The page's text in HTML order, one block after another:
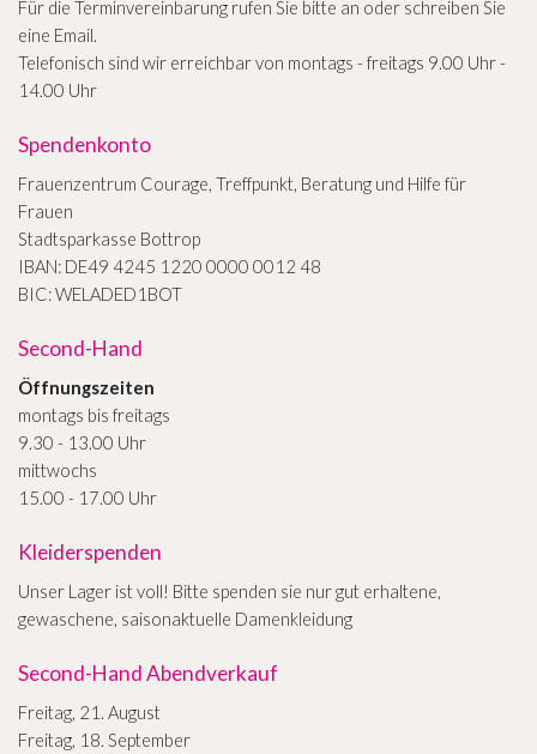
Für die Terminvereinbarung rufen Sie bitte an oder schreiben Sie
eine Email.
Telefonisch sind wir erreichbar von montags - freitags 9.00 Uhr -
14.00 Uhr
Spendenkonto
Frauenzentrum Courage, Treffpunkt, Beratung und Hilfe für
Frauen
Stadtsparkasse Bottrop
IBAN: DE49 4245 1220 0000 0012 48
BIC: WELADED1BOT
Second-Hand
Öffnungszeiten
montags bis freitags
9.30 - 13.00 Uhr
mittwochs
15.00 - 17.00 Uhr
Kleiderspenden
Unser Lager ist voll! Bitte spenden sie nur gut erhaltene,
gewaschene, saisonaktuelle Damenkleidung
Second-Hand Abendverkauf
Freitag, 21. August
Freitag, 18. September